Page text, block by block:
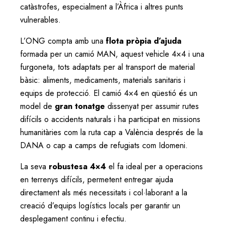
catàstrofes, especialment a l’Àfrica i altres punts
vulnerables.
L’ONG compta amb una flota pròpia d’ajuda
formada per un camió MAN, aquest vehicle 4×4 i una
furgoneta, tots adaptats per al transport de material
bàsic: aliments, medicaments, materials sanitaris i
equips de protecció. El camió 4×4 en qüestió és un
model de gran tonatge dissenyat per assumir rutes
difícils o accidents naturals i ha participat en missions
humanitàries com la ruta cap a València després de la
DANA o cap a camps de refugiats com Idomeni.
La seva robustesa 4×4 el fa ideal per a operacions
en terrenys difícils, permetent entregar ajuda
directament als més necessitats i col·laborant a la
creació d’equips logístics locals per garantir un
desplegament continu i efectiu.